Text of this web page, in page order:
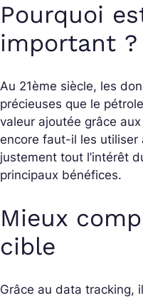
Pourquoi
important ?
Au 21ème siècle, les
précieuses que le
valeur ajoutée grâce
encore faut-il les utiliser
justement tout l’intérêt
principaux bénéfices.
Mieux
cible
Grâce au data tracking,